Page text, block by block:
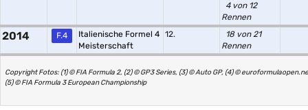
4 von 12
Rennen
2014 F.4
Italienische Formel 4
Meisterschaft
12.
18 von 21
Rennen
Copyright Fotos: (1) © FIA Formula 2, (2) © GP3 Series, (3) © Auto GP, (4) ©
(5) © FIA Formula 3 European Championship